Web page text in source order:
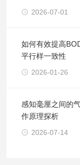
2026-07-01
如何有效提高
平行样一致性
2026-01-26
感知毫厘之间的
作原理探析
2026-07-14